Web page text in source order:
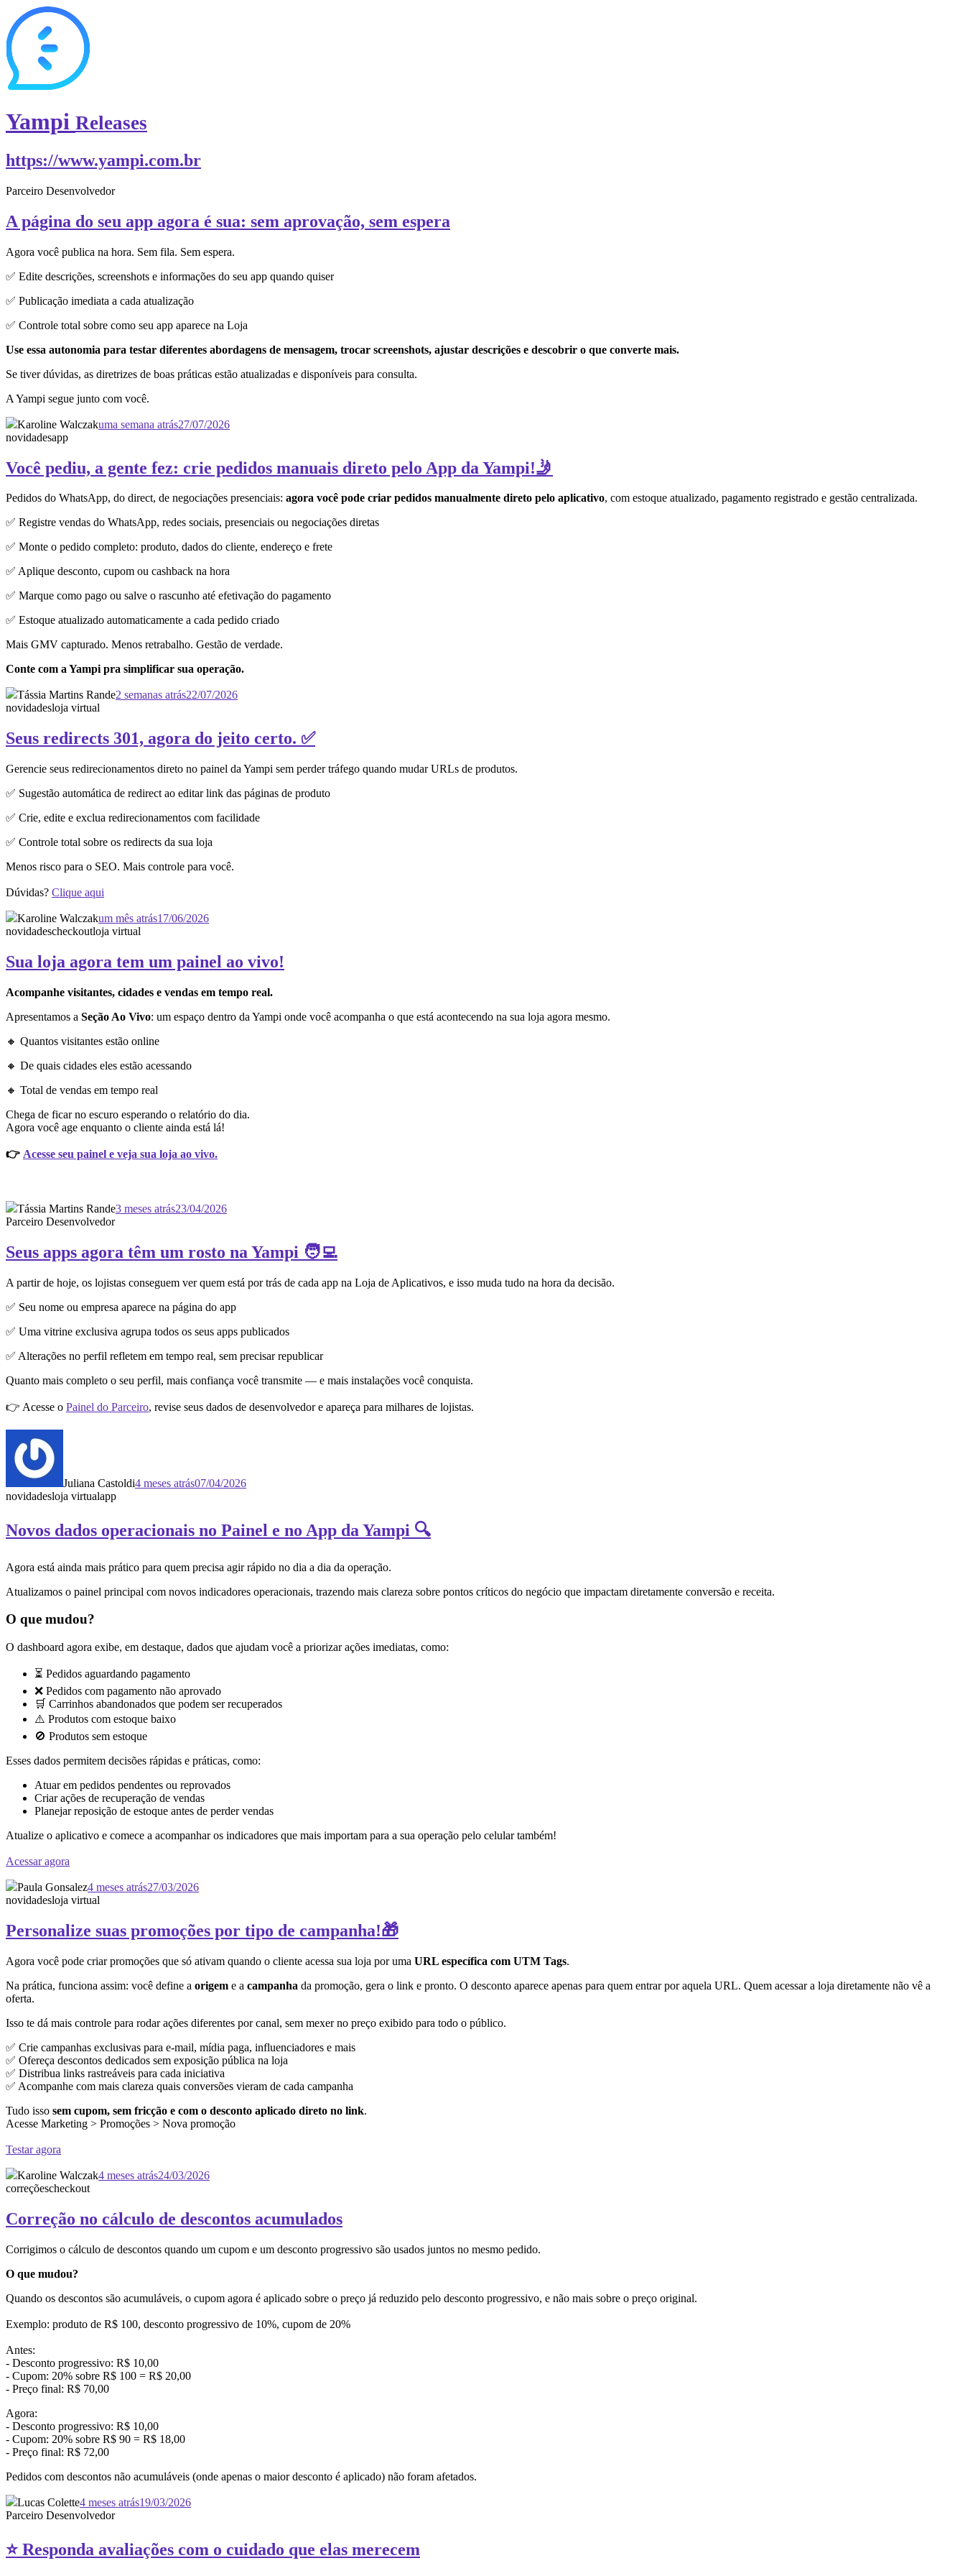
Yampi Releases
https://www.yampi.com.br
Parceiro Desenvolvedor
A página do seu app agora é sua: sem aprovação, sem espera
Agora você publica na hora. Sem fila. Sem espera.
✅ Edite descrições, screenshots e informações do seu app quando quiser
✅ Publicação imediata a cada atualização
✅ Controle total sobre como seu app aparece na Loja
Use essa autonomia para testar diferentes abordagens de mensagem, trocar screenshots, ajustar descrições e descobrir o que converte mais.
Se tiver dúvidas, as diretrizes de boas práticas estão atualizadas e disponíveis para consulta.
A Yampi segue junto com você.
Karoline Walczakuma semana atrás27/07/2026
novidadesapp
Você pediu, a gente fez: crie pedidos manuais direto pelo App da Yampi!🤳
Pedidos do WhatsApp, do direct, de negociações presenciais: agora você pode criar pedidos manualmente direto pelo aplicativo, com estoque atualizado, pagamento registrado e gestão centralizada.
✅ Registre vendas do WhatsApp, redes sociais, presenciais ou negociações diretas
✅ Monte o pedido completo: produto, dados do cliente, endereço e frete
✅ Aplique desconto, cupom ou cashback na hora
✅ Marque como pago ou salve o rascunho até efetivação do pagamento
✅ Estoque atualizado automaticamente a cada pedido criado
Mais GMV capturado. Menos retrabalho. Gestão de verdade.
Conte com a Yampi pra simplificar sua operação.
Tássia Martins Rande2 semanas atrás22/07/2026
novidadesloja virtual
Seus redirects 301, agora do jeito certo. ✅
Gerencie seus redirecionamentos direto no painel da Yampi sem perder tráfego quando mudar URLs de produtos.
✅ Sugestão automática de redirect ao editar link das páginas de produto
✅ Crie, edite e exclua redirecionamentos com facilidade
✅ Controle total sobre os redirects da sua loja
Menos risco para o SEO. Mais controle para você.
Dúvidas? Clique aqui
Karoline Walczakum mês atrás17/06/2026
novidadescheckoutloja virtual
Sua loja agora tem um painel ao vivo!
Acompanhe visitantes, cidades e vendas em tempo real.
Apresentamos a Seção Ao Vivo: um espaço dentro da Yampi onde você acompanha o que está acontecendo na sua loja agora mesmo.
🔸 Quantos visitantes estão online
🔸 De quais cidades eles estão acessando
🔸 Total de vendas em tempo real
Chega de ficar no escuro esperando o relatório do dia.
Agora você age enquanto o cliente ainda está lá!
👉 Acesse seu painel e veja sua loja ao vivo.
Tássia Martins Rande3 meses atrás23/04/2026
Parceiro Desenvolvedor
Seus apps agora têm um rosto na Yampi 🧑‍💻
A partir de hoje, os lojistas conseguem ver quem está por trás de cada app na Loja de Aplicativos, e isso muda tudo na hora da decisão.
✅ Seu nome ou empresa aparece na página do app
✅ Uma vitrine exclusiva agrupa todos os seus apps publicados
✅ Alterações no perfil refletem em tempo real, sem precisar republicar
Quanto mais completo o seu perfil, mais confiança você transmite — e mais instalações você conquista.
👉 Acesse o Painel do Parceiro, revise seus dados de desenvolvedor e apareça para milhares de lojistas.
Juliana Castoldi4 meses atrás07/04/2026
novidadesloja virtualapp
Novos dados operacionais no Painel e no App da Yampi 🔍
Agora está ainda mais prático para quem precisa agir rápido no dia a dia da operação.
Atualizamos o painel principal com novos indicadores operacionais, trazendo mais clareza sobre pontos críticos do negócio que impactam diretamente conversão e receita.
O que mudou?
O dashboard agora exibe, em destaque, dados que ajudam você a priorizar ações imediatas, como:
⏳ Pedidos aguardando pagamento
❌ Pedidos com pagamento não aprovado
🛒 Carrinhos abandonados que podem ser recuperados
⚠️ Produtos com estoque baixo
🚫 Produtos sem estoque
Esses dados permitem decisões rápidas e práticas, como:
Atuar em pedidos pendentes ou reprovados
Criar ações de recuperação de vendas
Planejar reposição de estoque antes de perder vendas
Atualize o aplicativo e comece a acompanhar os indicadores que mais importam para a sua operação pelo celular também!
Acessar agora
Paula Gonsalez4 meses atrás27/03/2026
novidadesloja virtual
Personalize suas promoções por tipo de campanha!🎁
Agora você pode criar promoções que só ativam quando o cliente acessa sua loja por uma URL específica com UTM Tags.
Na prática, funciona assim: você define a origem e a campanha da promoção, gera o link e pronto. O desconto aparece apenas para quem entrar por aquela URL. Quem acessar a loja diretamente não vê a
oferta.
Isso te dá mais controle para rodar ações diferentes por canal, sem mexer no preço exibido para todo o público.
✅ Crie campanhas exclusivas para e-mail, mídia paga, influenciadores e mais
✅ Ofereça descontos dedicados sem exposição pública na loja
✅ Distribua links rastreáveis para cada iniciativa
✅ Acompanhe com mais clareza quais conversões vieram de cada campanha
Tudo isso sem cupom, sem fricção e com o desconto aplicado direto no link.
Acesse Marketing > Promoções > Nova promoção
Testar agora
Karoline Walczak4 meses atrás24/03/2026
correçõescheckout
Correção no cálculo de descontos acumulados
Corrigimos o cálculo de descontos quando um cupom e um desconto progressivo são usados juntos no mesmo pedido.
O que mudou?
Quando os descontos são acumuláveis, o cupom agora é aplicado sobre o preço já reduzido pelo desconto progressivo, e não mais sobre o preço original.
Exemplo: produto de R$ 100, desconto progressivo de 10%, cupom de 20%
Antes:
- Desconto progressivo: R$ 10,00
- Cupom: 20% sobre R$ 100 = R$ 20,00
- Preço final: R$ 70,00
Agora:
- Desconto progressivo: R$ 10,00
- Cupom: 20% sobre R$ 90 = R$ 18,00
- Preço final: R$ 72,00
Pedidos com descontos não acumuláveis (onde apenas o maior desconto é aplicado) não foram afetados.
Lucas Colette4 meses atrás19/03/2026
Parceiro Desenvolvedor
⭐ Responda avaliações com o cuidado que elas merecem